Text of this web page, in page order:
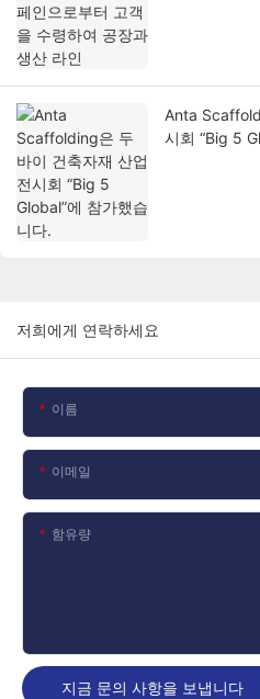
Anta
시회 “Big 5
저희에게 연락하세요
이름
이메일
함유량
지금 문의 사항을 보냅니다